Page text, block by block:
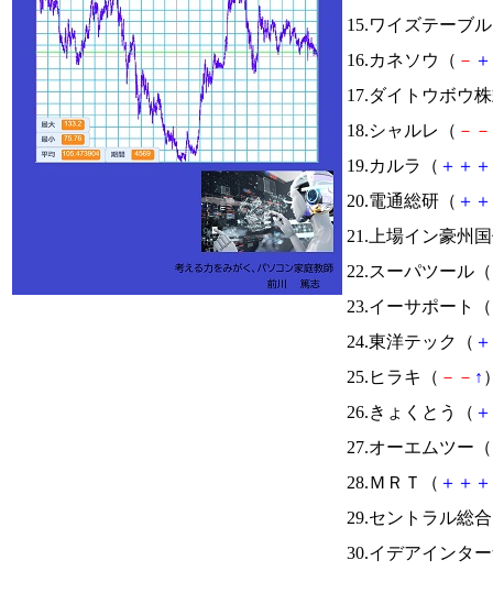
15.ワイズテーブ
16.カネソウ（ － ＋
17.ダイトウボウ
18.シャルレ（ － －
19.カルラ（ ＋ ＋ ＋
20.電通総研（ ＋ ＋
21.上場イン豪州
22.スーパツール（
23.イーサポート（
24.東洋テック（ ＋
25.ヒラキ（ － － ↑
26.きょくとう（ ＋
27.オーエムツー（
28.ＭＲＴ（ ＋ ＋ ＋
29.セントラル総
30.イデアインタ